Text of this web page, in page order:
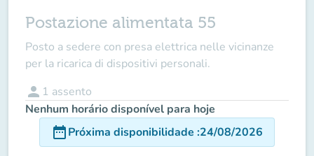
Postazione alimentata 55
Posto a sedere con presa elettrica nelle vicinanze
per la ricarica di dispositivi personali.
person 1 assento
Nenhum horário disponível para hoje
date_rangePróxima disponibilidade :24/08/2026